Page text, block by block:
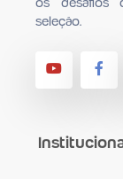
seleção.